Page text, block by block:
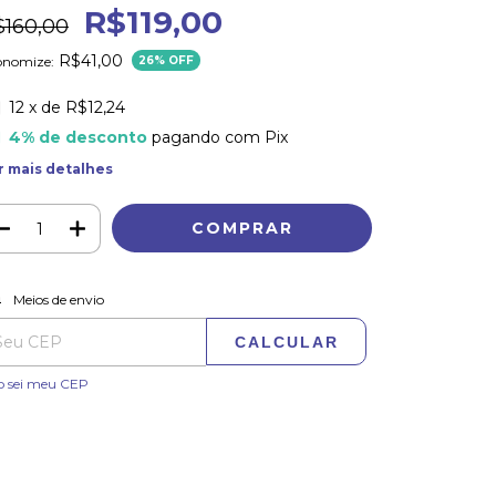
R$119,00
R$41,00 26% OFF
12 x de R$12,24
4% de descontopagando com Pix
mais detalhes
para o CEP:
Meios de envio
CALCULAR
sei meu CEP